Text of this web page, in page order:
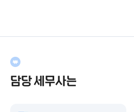
담당 세무사는